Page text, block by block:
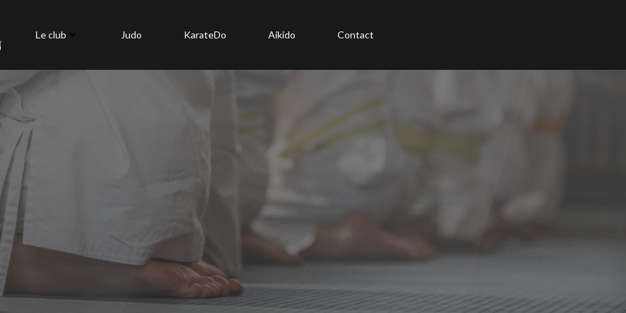
Le club Judo KarateDo Aikido Contact